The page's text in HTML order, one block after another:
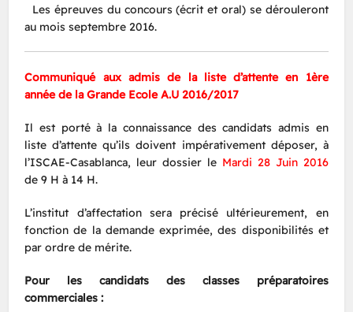
Les épreuves du concours (écrit et oral) se dérouleront
au mois septembre 2016.
Communiqué aux admis de la liste d’attente en 1ère
année de la Grande Ecole A.U 2016/2017
Il est porté à la connaissance des candidats admis en
liste d’attente qu’ils doivent impérativement déposer, à
l’ISCAE-Casablanca, leur dossier le Mardi 28 Juin 2016
de 9 H à 14 H.
L’institut d’affectation sera précisé ultérieurement, en
fonction de la demande exprimée, des disponibilités et
par ordre de mérite.
Pour les candidats des classes préparatoires
commerciales :